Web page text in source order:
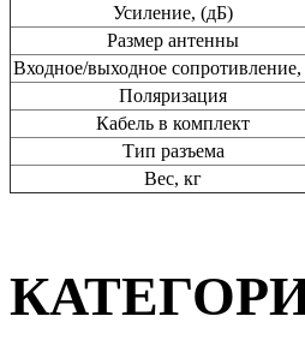
Усиление, (дБ)
Размер антенны
Входное/выходное
Поляризация
Кабель в комплект
Тип разъема
Вес, кг